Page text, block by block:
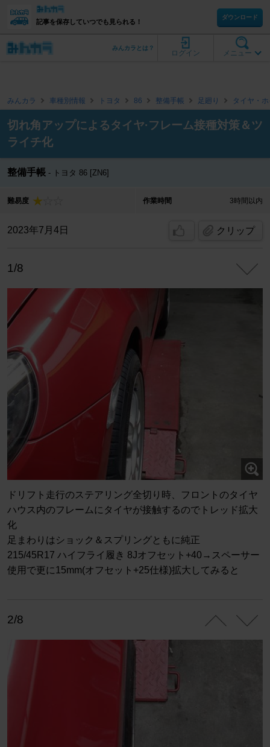
記事を保存していつでも見られる！
ダウンロード
メニュー
ログイン
みんカラとは？
みんカラ 車種別情報 トヨタ 86 整備手帳 足廻り タイヤ・
切れ角アップによるタイヤ·フレーム接種対策＆ツ
ライチ化
整備手帳 トヨタ 86 [ZN6]
難易度 作業時間 3時間以内
2023年7月4日 クリップ
1/8
ドリフト走行のステアリング全切り時、フロントのタイヤ
ハウス内のフレームにタイヤが接触するのでトレッド拡大
化
足まわりはショック＆スプリングともに純正
215/45R17 ハイフライ履き 8Jオフセット+40→スペーサー
使用で更に15mm(オフセット+25仕様)拡大してみると
2/8